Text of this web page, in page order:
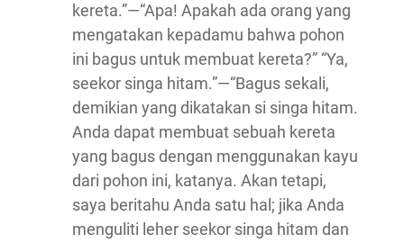
kereta.”—“Apa! Apakah ada orang yang
mengatakan kepadamu bahwa pohon
ini bagus untuk membuat kereta?” “Ya,
seekor singa hitam.”—“Bagus sekali,
demikian yang dikatakan si singa hitam.
Anda dapat membuat sebuah kereta
yang bagus dengan menggunakan kayu
dari pohon ini, katanya. Akan tetapi,
saya beritahu Anda satu hal; jika Anda
menguliti leher seekor singa hitam dan